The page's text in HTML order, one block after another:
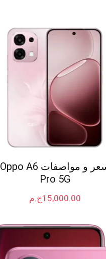
سعر و مواصفات Oppo A6
Pro 5G
ج.م15,000.00